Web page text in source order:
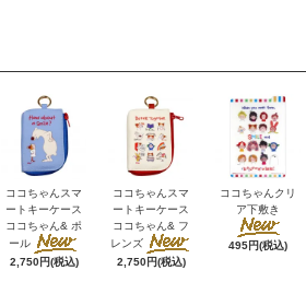
ココちゃんスマ
ートキーケース
ココちゃん& ポ
ール
2,750円(税込)
ココちゃんスマ
ートキーケース
ココちゃん& フ
レンズ
2,750円(税込)
ココちゃんクリ
ア下敷き
495円(税込)